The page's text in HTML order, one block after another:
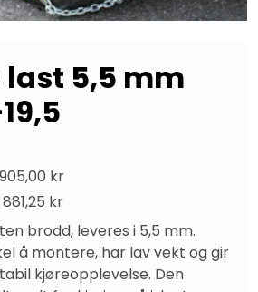
last 5,5 mm
kr
kr
brodd, leveres i 5,5 mm.
å montere, har lav vekt og gir
kjøreopplevelse. Den